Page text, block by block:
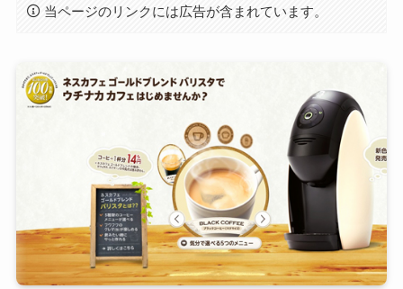
当ページのリンクには広告が含まれています。